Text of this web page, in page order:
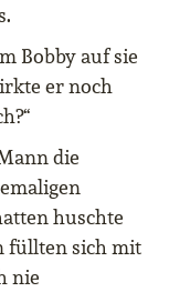
Bobby auf sie
er noch
die
huschte
füllten sich mit
nie